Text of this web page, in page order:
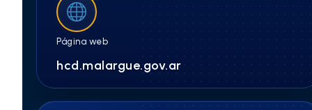
Página web
hcd.malargue.gov.ar